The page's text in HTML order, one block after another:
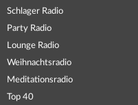
Schlager Radio
Party Radio
Lounge Radio
Weihnachtsradio
Meditationsradio
Top 40